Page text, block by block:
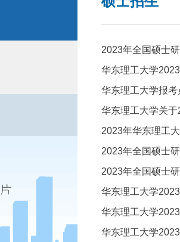
2023年全国硕士
华东理工大学
华东理工大学报
华东理工大学关
2023年华东理工
2023年全国硕士
2023年全国硕士
华东理工大学
华东理工大学
华东理工大学